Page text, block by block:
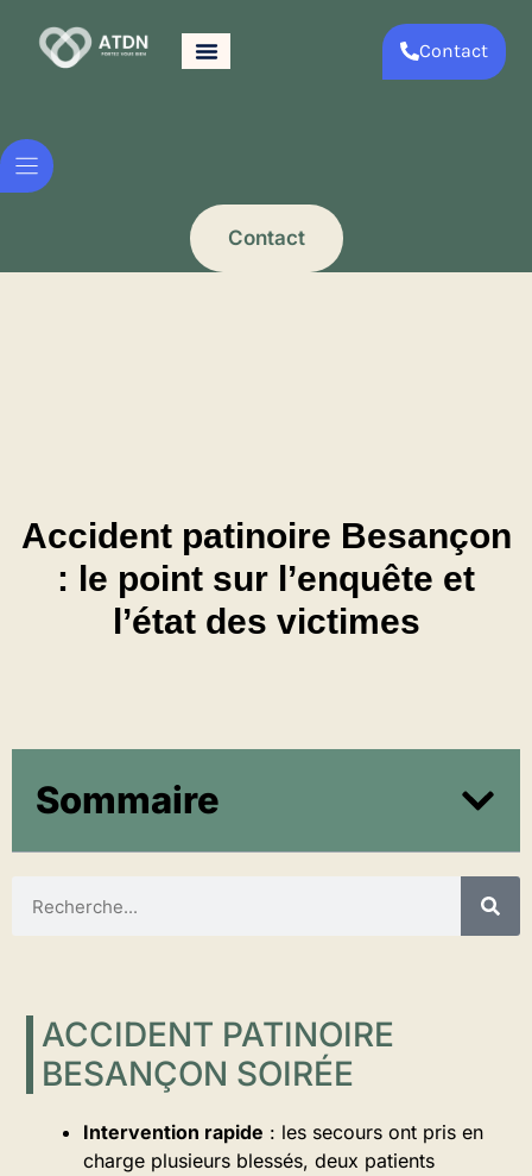
Contact
Contact
Accident patinoire Besançon
: le point sur l’enquête et
l’état des victimes
Sommaire
ACCIDENT PATINOIRE
BESANÇON SOIRÉE
Intervention rapide : les secours ont pris en
charge plusieurs blessés, deux patients